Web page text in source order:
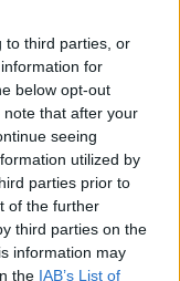
to third parties, or
for
below opt-out
that after your
seeing
utilized by
parties prior to
of the further
third parties on the
information may
the IAB’s List of
Madonna che
Seicento
0